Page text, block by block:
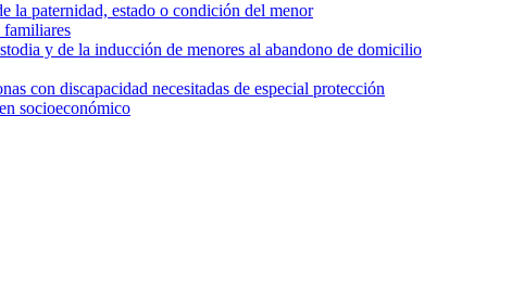
la paternidad, estado o condición del menor
familiares
y de la inducción de menores al abandono de domicilio
con discapacidad necesitadas de especial protección
socioeconómico